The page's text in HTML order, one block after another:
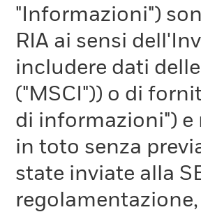
"Informazioni")
RIA ai sensi
includere dati
("MSCI")) o di
di informazioni") e
in toto senza
state inviate alla